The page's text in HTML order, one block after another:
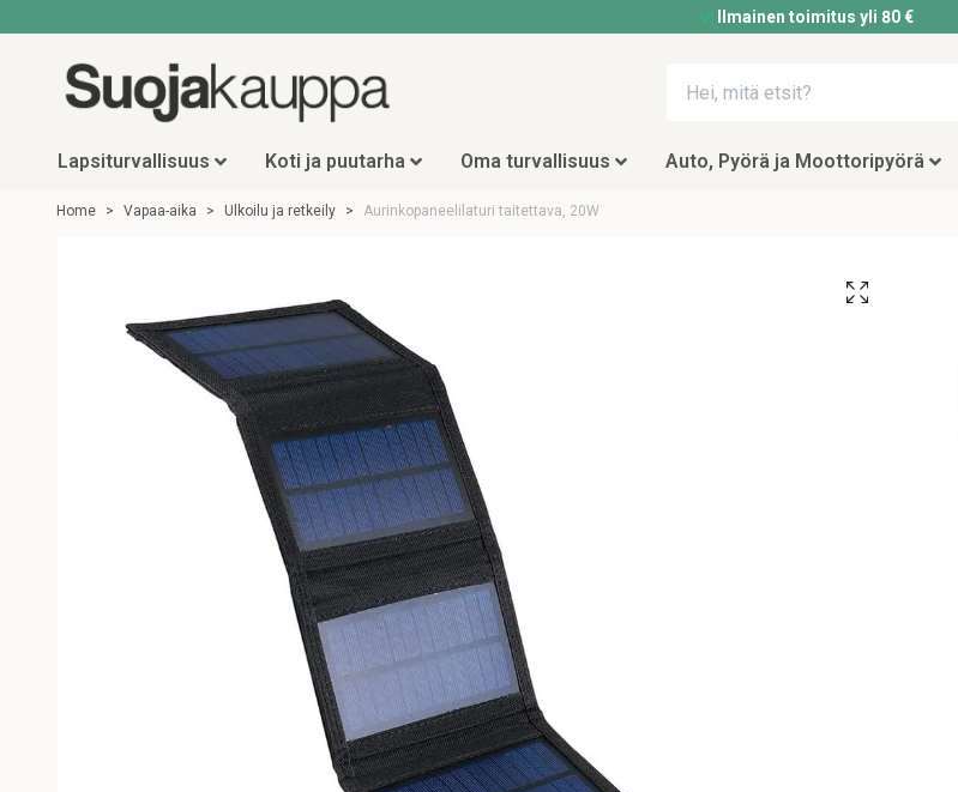
Ilmainen toimitus yli 80 €
Lapsiturvallisuus Koti ja puutarha Oma turvallisuus Auto, Pyörä ja Moottoripyörä
Home Vapaa-aika Ulkoilu ja retkeily Aurinkopaneelilaturi taitettava, 20W